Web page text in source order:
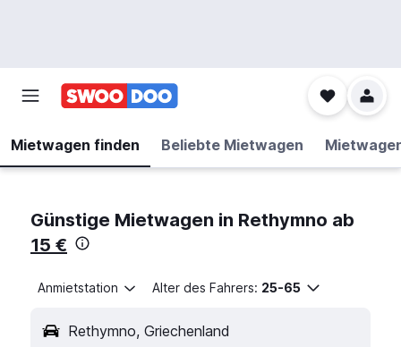
Mietwagen finden Beliebte Mietwagen
Günstige Mietwagen in Rethymno ab
15 €
Anmietstation Alter des Fahrers: 25-65
Rethymno, Griechenland